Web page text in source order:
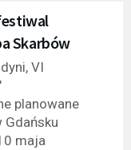
Skarbów
VI
planowane
Gdańsku
maja